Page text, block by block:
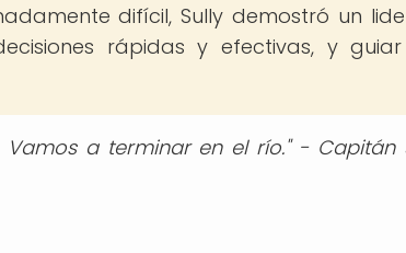
difícil, Sully demostró un
rápidas y efectivas, y
a terminar en el río." - Capitán